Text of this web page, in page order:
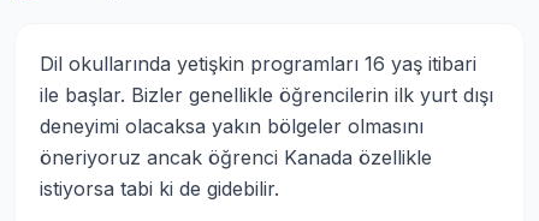
Dil okullarında yetişkin programları 16 yaş itibari
ile başlar. Bizler genellikle öğrencilerin ilk yurt dışı
deneyimi olacaksa yakın bölgeler olmasını
öneriyoruz ancak öğrenci Kanada özellikle
istiyorsa tabi ki de gidebilir.